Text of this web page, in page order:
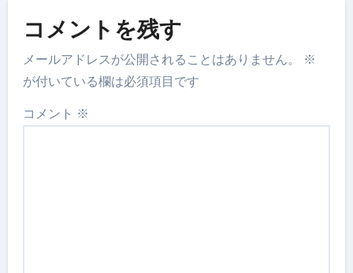
コメントを残す
メールアドレスが公開されることはありません。
※
が付いている欄は必須項目です
コメント ※